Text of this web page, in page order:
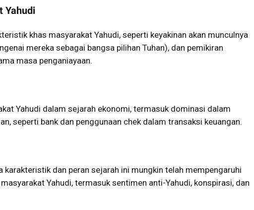
Yahudi
khas masyarakat Yahudi, seperti keyakinan akan munculnya
mereka sebagai bangsa pilihan Tuhan), dan pemikiran
masa penganiayaan.
Yahudi dalam sejarah ekonomi, termasuk dominasi dalam
seperti bank dan penggunaan chek dalam transaksi keuangan.
karakteristik dan peran sejarah ini mungkin telah mempengaruhi
Yahudi, termasuk sentimen anti-Yahudi, konspirasi, dan